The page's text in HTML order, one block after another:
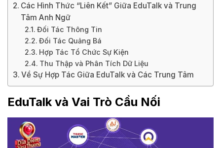
Các Hình Thức “Liên Kết” Giữa EduTalk và Trung
Tâm Anh Ngữ
Đối Tác Thông Tin
Đối Tác Quảng Bá
Hợp Tác Tổ Chức Sự Kiện
Thu Thập và Phân Tích Dữ Liệu
Về Sự Hợp Tác Giữa EduTalk và Các Trung Tâm
EduTalk và Vai Trò Cầu Nối